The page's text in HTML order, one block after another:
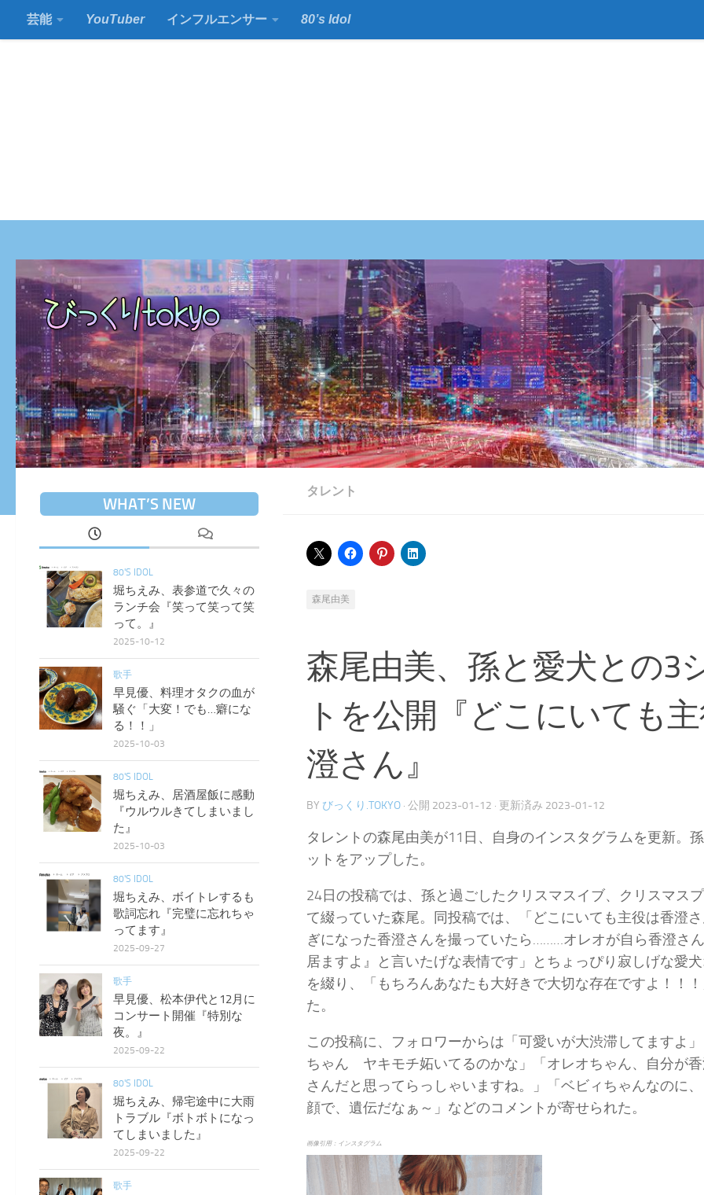
コンテンツの下
芸能 YouTuber インフルエンサー 80’s Idol
タレント
森尾由美
森尾由美、孫と愛犬との3
トを公開『どこにいても
澄さん』
BY びっくり.TOKYO · 公開 2023-01-12 · 更新済み 2023-01-12
タレントの森尾由美が11日、自身のインスタグラムを更新。
ットをアップした。
24日の投稿では、孫と過ごしたクリスマスイブ、クリスマス
て綴っていた森尾。同投稿では、「どこにいても主役は香澄
ぎになった香澄さんを撮っていたら………オレオが自ら香澄さ
居ますよ』と言いたげな表情です」とちょっぴり寂しげな愛
を綴り、「もちろんあなたも大好きで大切な存在ですよ！！
た。
この投稿に、フォロワーからは「可愛いが大渋滞してますよ
ちゃん ヤキモチ妬いてるのかな」「オレオちゃん、自分が
さんだと思ってらっしゃいますね。」「ベビィちゃんなのに
顔で、遺伝だなぁ～」などのコメントが寄せられた。
画像引用：インスタグラム
WHAT’S NEW
80'S IDOL
堀ちえみ、表参道で久々の
ランチ会『笑って笑って笑
って。』
2025-10-12
歌手
早見優、料理オタクの血が
騒ぐ「大変！でも…癖にな
る！！」
2025-10-03
80'S IDOL
堀ちえみ、居酒屋飯に感動
『ウルウルきてしまいまし
た』
2025-10-03
80'S IDOL
堀ちえみ、ボイトレするも
歌詞忘れ『完璧に忘れちゃ
ってます』
2025-09-27
歌手
早見優、松本伊代と12月に
コンサート開催『特別な
夜。』
2025-09-22
80'S IDOL
堀ちえみ、帰宅途中に大雨
トラブル『ボトボトになっ
てしまいました』
2025-09-22
歌手